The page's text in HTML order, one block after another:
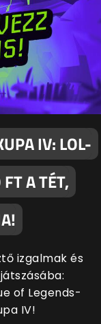
IV: LOL-
A TÉT,
izgalmak és
of Legends-
IV!